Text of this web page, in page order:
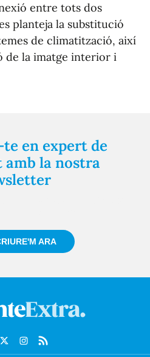
entre tots dos
planteja la substitució
de climatització, així
de la imatge interior i
en expert de
la nostra
ARA